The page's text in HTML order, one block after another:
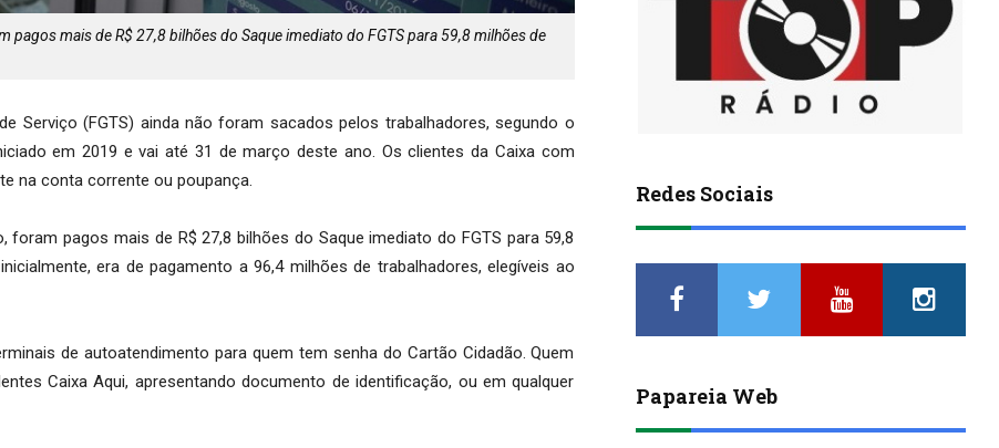
pagos mais de R$ 27,8 bilhões do Saque imediato do FGTS para 59,8 milhões de
Serviço (FGTS) ainda não foram sacados pelos trabalhadores, segundo o
em 2019 e vai até 31 de março deste ano. Os clientes da Caixa com
na conta corrente ou poupança.
pagos mais de R$ 27,8 bilhões do Saque imediato do FGTS para 59,8
era de pagamento a 96,4 milhões de trabalhadores, elegíveis ao
de autoatendimento para quem tem senha do Cartão Cidadão. Quem
Caixa Aqui, apresentando documento de identificação, ou em qualquer
Redes Sociais
Papareia Web